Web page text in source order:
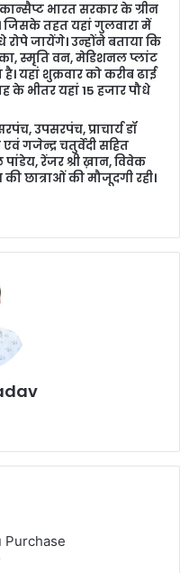
भारत सरकार के ग्रीन
जिसके तहत यहां गुलवारा में
जायेंगे। उन्होंने बताया कि
स्मृति वन, मेडिशनल प्लांट
यहां शुक्रवार को करीब ढाई
के भीतर यहां 15 हजार पौधे
उपसरपंच, प्राचार्य डॉ
गजेन्द्र चतुर्वेदी सहित
रेंजर श्री ख़ान, विवेक
छात्राओं की मौजूदगी रही।
Purchase